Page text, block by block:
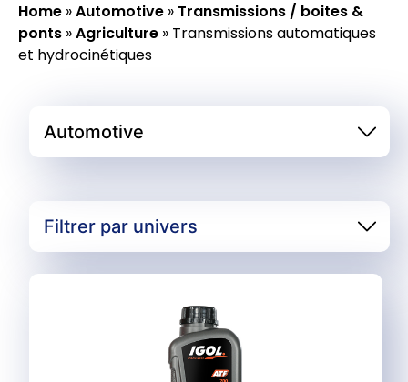
Home »Automotive » Transmissions / boites &
ponts »Agriculture » Transmissions automatiques
et hydrocinétiques